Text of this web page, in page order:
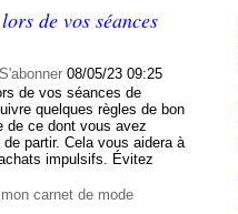
de vos séances
S'abonner 08/05/23 09:25
de vos séances de
quelques règles de bon
de ce dont vous avez
partir. Cela vous aidera à
impulsifs. Évitez
carnet de mode